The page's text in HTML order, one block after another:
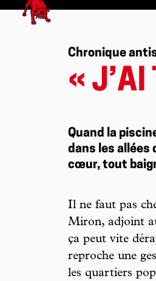
Chronique
« J’AI
Quand la
dans les allées
cœur, tout
Il ne faut pas
Miron, adjoint
ça peut vite
reproche une
les quartiers